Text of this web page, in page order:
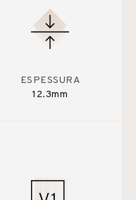
ESPESSURA
12.3mm